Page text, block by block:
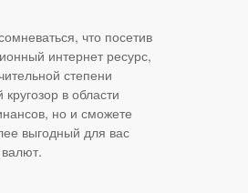
что посетив
интернет ресурс,
степени
в области
но и сможете
выгодный для вас